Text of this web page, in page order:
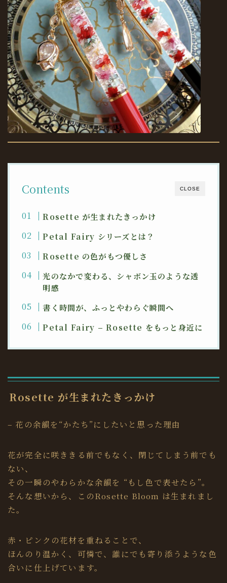
CLOSE
Contents
Rosette が生まれたきっかけ
Petal Fairy シリーズとは？
Rosette の色がもつ優しさ
光のなかで変わる、シャボン玉のような透
明感
書く時間が、ふっとやわらぐ瞬間へ
Petal Fairy – Rosette をもっと身近に
Rosette が生まれたきっかけ
– 花の余韻を“かたち”にしたいと思った理由
花が完全に咲ききる前でもなく、閉じてしまう前でも
ない、
その一瞬のやわらかな余韻を “もし色で表せたら”。
そんな想いから、このRosette Bloom は生まれまし
た。
赤・ピンクの花材を重ねることで、
ほんのり温かく、可憐で、誰にでも寄り添うような色
合いに仕上げています。